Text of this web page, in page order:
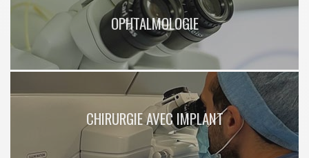
OPHTALMOLOGIE
CHIRURGIE AVEC IMPLANT